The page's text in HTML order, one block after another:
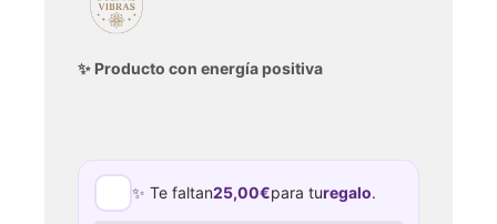
✨ Producto con energía positiva
✨ Te faltan25,00€para turegalo.